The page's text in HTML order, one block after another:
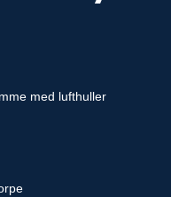
med lufthuller